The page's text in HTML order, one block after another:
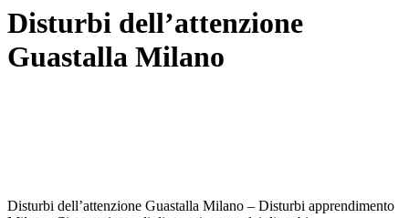
Disturbi dell’attenzione
Guastalla Milano
Disturbi dell’attenzione Guastalla Milano – Disturbi apprendimento